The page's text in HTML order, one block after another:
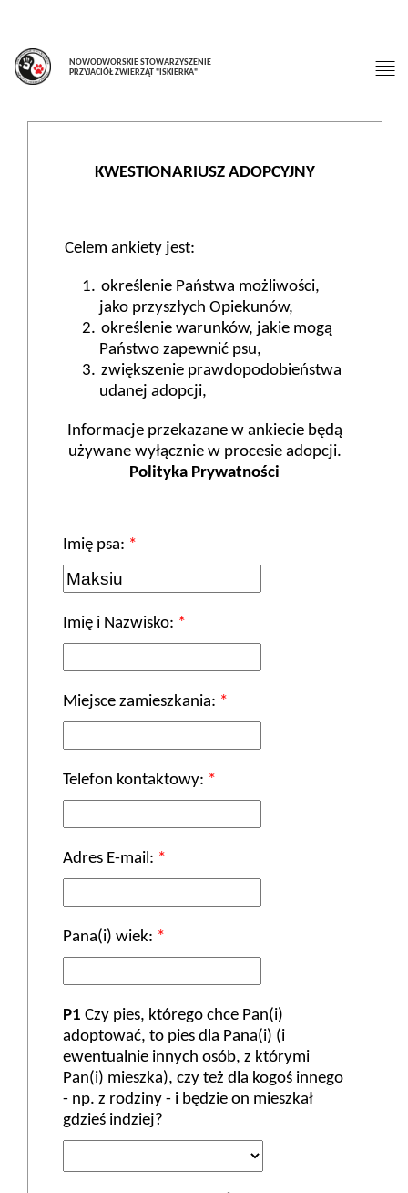
NOWODWORSKIE STOWARZYSZENIE
PRZYJACIÓŁ ZWIERZĄT "ISKIERKA"
KWESTIONARIUSZ ADOPCYJNY
Celem ankiety jest:
określenie Państwa możliwości,
jako przyszłych Opiekunów,
określenie warunków, jakie mogą
Państwo zapewnić psu,
zwiększenie prawdopodobieństwa
udanej adopcji,
Informacje przekazane w ankiecie będą
używane wyłącznie w procesie adopcji.
Polityka Prywatności
Imię psa: *
Imię i Nazwisko: *
Miejsce zamieszkania: *
Telefon kontaktowy: *
Adres E-mail: *
Pana(i) wiek: *
P1 Czy pies, którego chce Pan(i)
adoptować, to pies dla Pana(i) (i
ewentualnie innych osób, z którymi
Pan(i) mieszka), czy też dla kogoś innego
- np. z rodziny - i będzie on mieszkał
gdzieś indziej?